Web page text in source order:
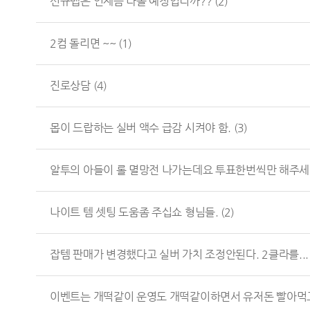
2컴 돌리면 ~~ (1)
진로상담 (4)
몹이 드랍하는 실버 액수 급감 시켜야 함. (3)
알투의 아들이 롤 멸망전 나가는데요 투표한번씩만 해주
나이트 템 셋팅 도움좀 주십쇼 형님들. (2)
잡템 판매가 변경했다고 실버 가치 조정안된다. 2클라를...
이벤트는 개떡같이 운영도 개떡같이하면서 유저돈 빨아먹